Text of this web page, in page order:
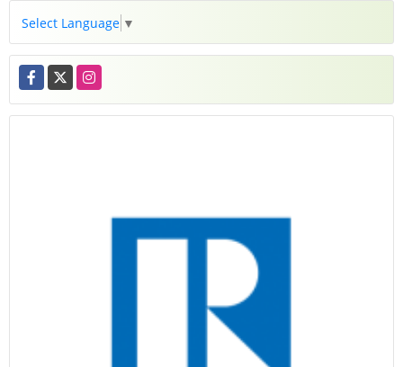
Select Language ▼
Facebook
X Instagram